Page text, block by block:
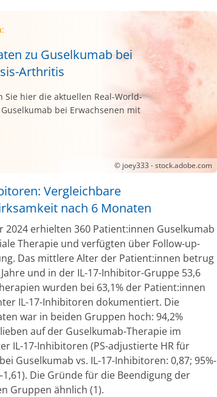
zu Guselkumab bei
Arthritis
Sie hier die aktuellen Real-World-
bei Erwachsenen mit
© joey333 - stock.adobe.com
Vergleichbare
nach 6 Monaten
2024 erhielten 360 Patient:innen Guselkumab
Therapie und verfügten über Follow-up-
Das mittlere Alter der Patient:innen betrug
und in der IL-17-Inhibitor-Gruppe 53,6
wurden bei 63,1% der Patient:innen
IL-17-Inhibitoren dokumentiert. Die
war in beiden Gruppen hoch: 94,2%
auf der Guselkumab-Therapie im
IL-17-Inhibitoren (PS-adjustierte HR für
Guselkumab vs. IL-17-Inhibitoren: 0,87; 95%-
Die Gründe für die Beendigung der
Gruppen ähnlich (1).